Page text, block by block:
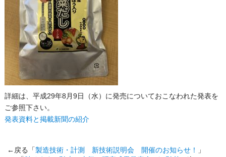
詳細は、平成29年8月9日（水）に発売についておこなわれた発表を
ご参照下さい。
発表資料と掲載新聞の紹介
←戻る「製造技術・計測 新技術説明会 開催のお知らせ！
」